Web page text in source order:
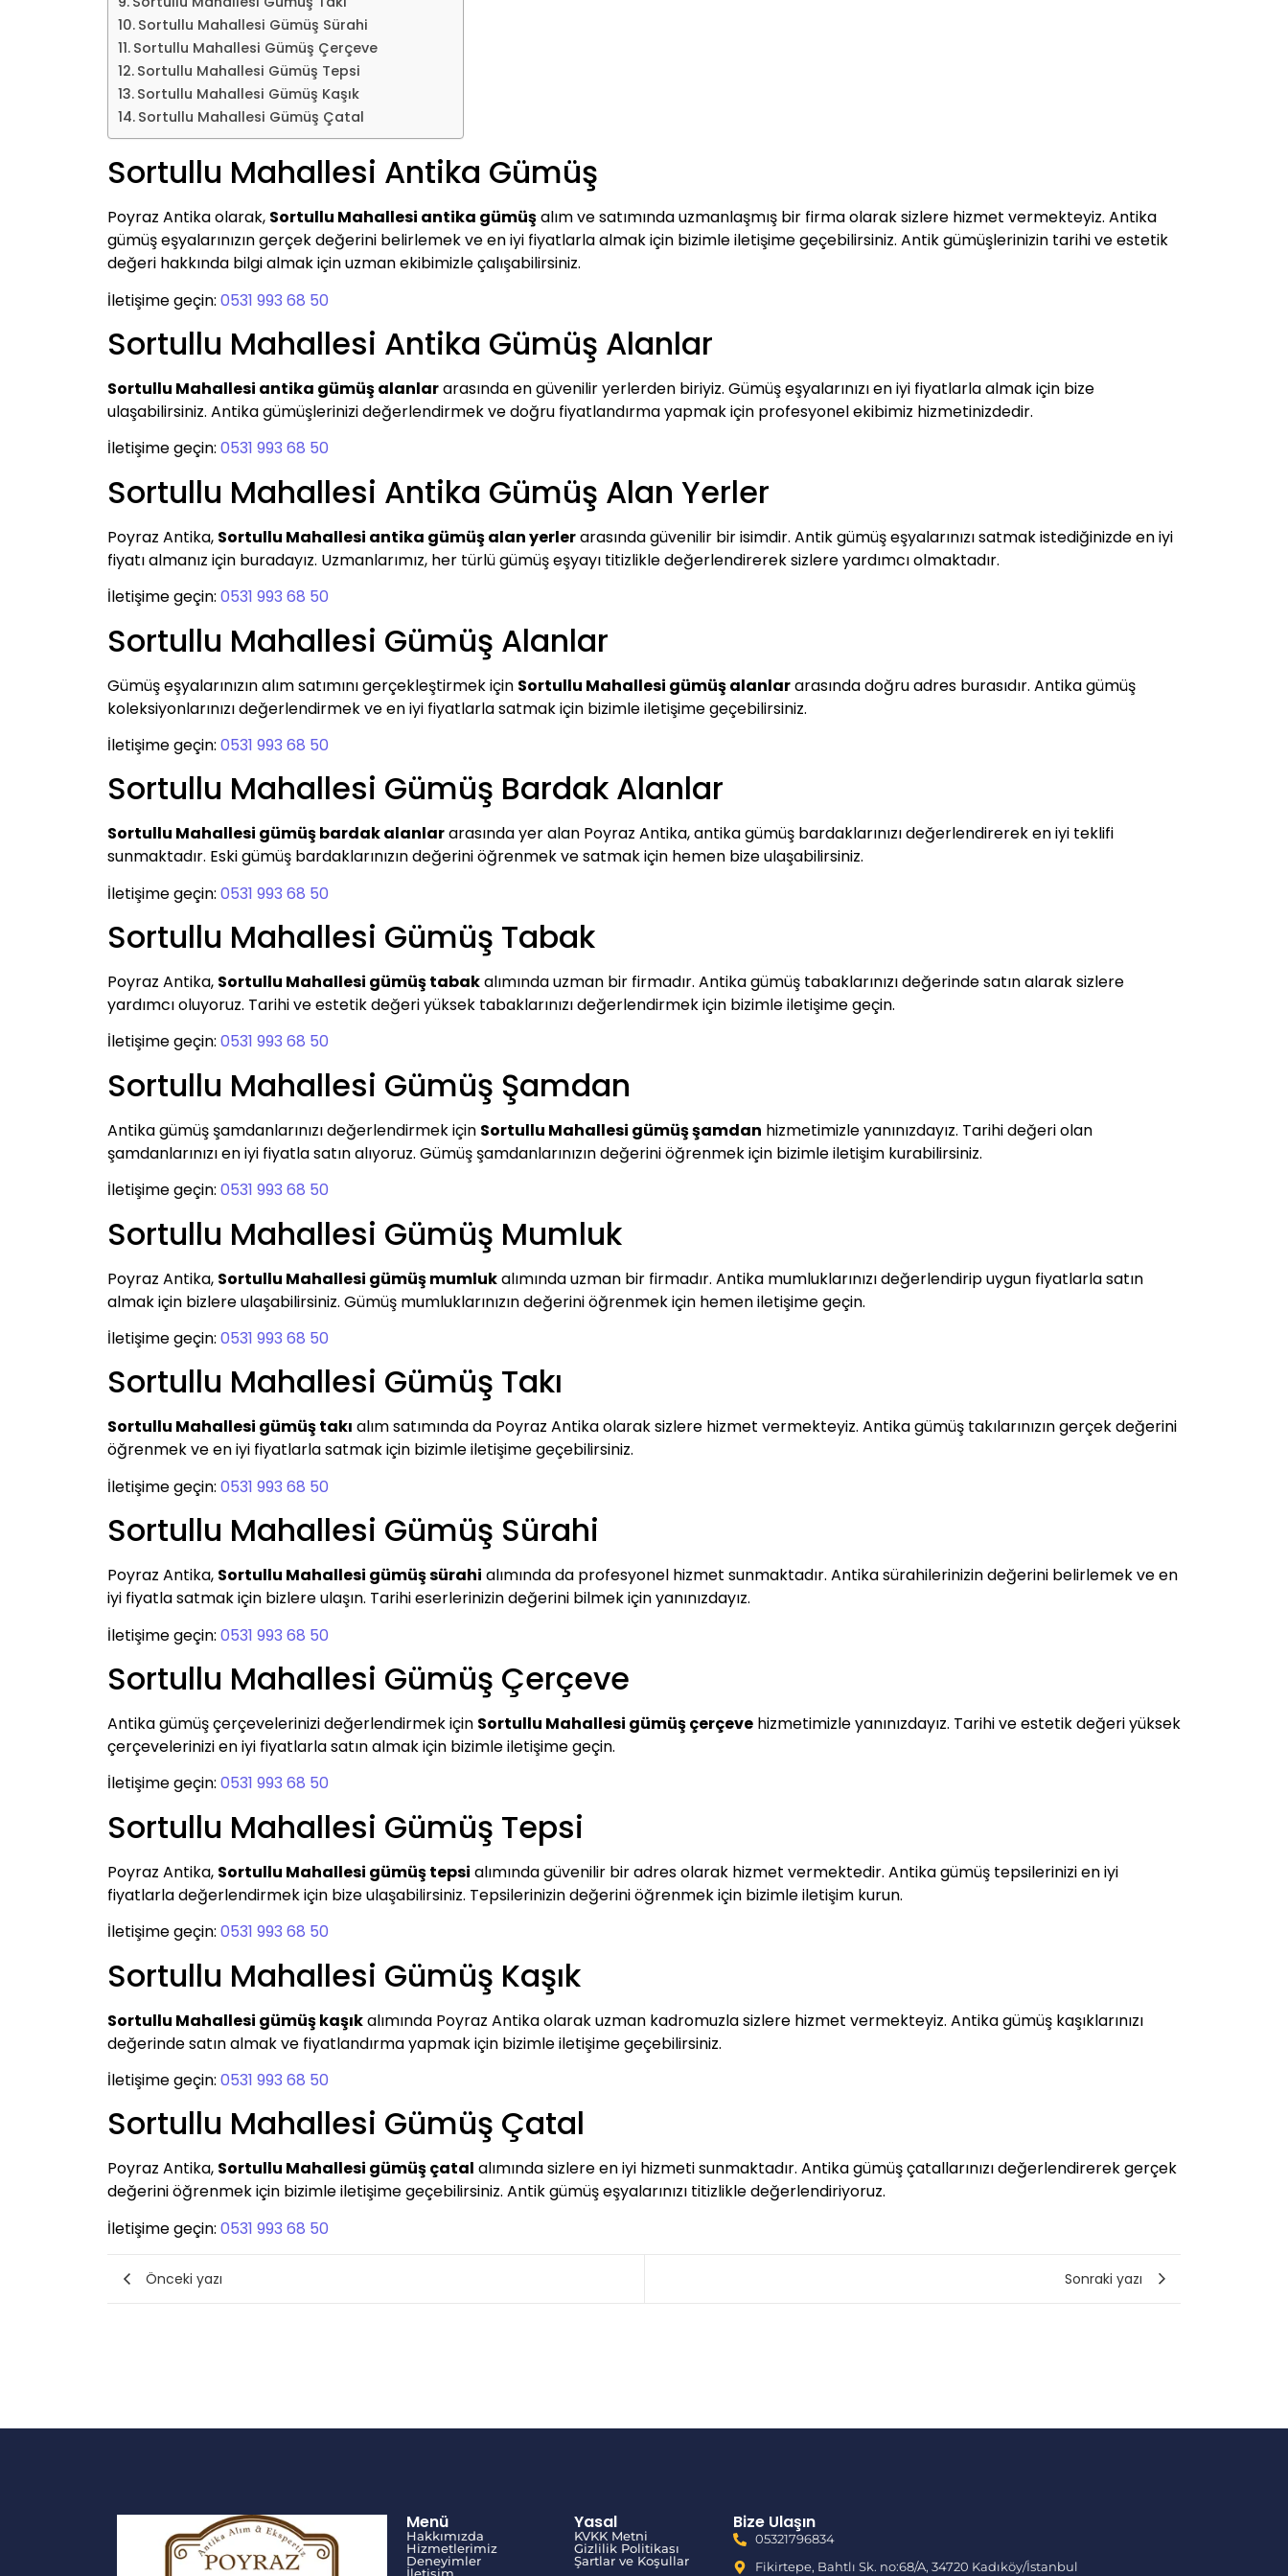
Sortullu Mahallesi Gümüş Sürahi
Sortullu Mahallesi Gümüş Çerçeve
Sortullu Mahallesi Gümüş Tepsi
Sortullu Mahallesi Gümüş Kaşık
Sortullu Mahallesi Gümüş Çatal
Sortullu Mahallesi Antika Gümüş
Poyraz Antika olarak, Sortullu Mahallesi antika gümüşalım ve satımında uzmanlaşmış bir firma olarak sizlere hizmet vermekteyiz. Antika
gümüş eşyalarınızın gerçek değerini belirlemek ve en iyi fiyatlarla almak için bizimle iletişime geçebilirsiniz. Antik gümüşlerinizin tarihi ve estetik
değeri hakkında bilgi almak için uzman ekibimizle çalışabilirsiniz.
İletişime geçin: 0531 993 68 50
Sortullu Mahallesi Antika Gümüş Alanlar
Sortullu Mahallesi antika gümüş alanlararasında en güvenilir yerlerden biriyiz. Gümüş eşyalarınızı en iyi fiyatlarla almak için bize
ulaşabilirsiniz. Antika gümüşlerinizi değerlendirmek ve doğru fiyatlandırma yapmak için profesyonel ekibimiz hizmetinizdedir.
İletişime geçin: 0531 993 68 50
Sortullu Mahallesi Antika Gümüş Alan Yerler
Poyraz Antika, Sortullu Mahallesi antika gümüş alan yerlerarasında güvenilir bir isimdir. Antik gümüş eşyalarınızı satmak istediğinizde en iyi
fiyatı almanız için buradayız. Uzmanlarımız, her türlü gümüş eşyayı titizlikle değerlendirerek sizlere yardımcı olmaktadır.
İletişime geçin: 0531 993 68 50
Sortullu Mahallesi Gümüş Alanlar
Gümüş eşyalarınızın alım satımını gerçekleştirmek için Sortullu Mahallesi gümüş alanlararasında doğru adres burasıdır. Antika gümüş
koleksiyonlarınızı değerlendirmek ve en iyi fiyatlarla satmak için bizimle iletişime geçebilirsiniz.
İletişime geçin: 0531 993 68 50
Sortullu Mahallesi Gümüş Bardak Alanlar
Sortullu Mahallesi gümüş bardak alanlararasında yer alan Poyraz Antika, antika gümüş bardaklarınızı değerlendirerek en iyi teklifi
sunmaktadır. Eski gümüş bardaklarınızın değerini öğrenmek ve satmak için hemen bize ulaşabilirsiniz.
İletişime geçin: 0531 993 68 50
Sortullu Mahallesi Gümüş Tabak
Poyraz Antika, Sortullu Mahallesi gümüş tabakalımında uzman bir firmadır. Antika gümüş tabaklarınızı değerinde satın alarak sizlere
yardımcı oluyoruz. Tarihi ve estetik değeri yüksek tabaklarınızı değerlendirmek için bizimle iletişime geçin.
İletişime geçin: 0531 993 68 50
Sortullu Mahallesi Gümüş Şamdan
Antika gümüş şamdanlarınızı değerlendirmek için Sortullu Mahallesi gümüş şamdan hizmetimizle yanınızdayız. Tarihi değeri olan
şamdanlarınızı en iyi fiyatla satın alıyoruz. Gümüş şamdanlarınızın değerini öğrenmek için bizimle iletişim kurabilirsiniz.
İletişime geçin: 0531 993 68 50
Sortullu Mahallesi Gümüş Mumluk
Poyraz Antika, Sortullu Mahallesi gümüş mumlukalımında uzman bir firmadır. Antika mumluklarınızı değerlendirip uygun fiyatlarla satın
almak için bizlere ulaşabilirsiniz. Gümüş mumluklarınızın değerini öğrenmek için hemen iletişime geçin.
İletişime geçin: 0531 993 68 50
Sortullu Mahallesi Gümüş Takı
Sortullu Mahallesi gümüş takı alım satımında da Poyraz Antika olarak sizlere hizmet vermekteyiz. Antika gümüş takılarınızın gerçek değerini
öğrenmek ve en iyi fiyatlarla satmak için bizimle iletişime geçebilirsiniz.
İletişime geçin: 0531 993 68 50
Sortullu Mahallesi Gümüş Sürahi
Poyraz Antika, Sortullu Mahallesi gümüş sürahi alımında da profesyonel hizmet sunmaktadır. Antika sürahilerinizin değerini belirlemek ve en
iyi fiyatla satmak için bizlere ulaşın. Tarihi eserlerinizin değerini bilmek için yanınızdayız.
İletişime geçin: 0531 993 68 50
Sortullu Mahallesi Gümüş Çerçeve
Antika gümüş çerçevelerinizi değerlendirmek için Sortullu Mahallesi gümüş çerçeve hizmetimizle yanınızdayız. Tarihi ve estetik değeri yüksek
çerçevelerinizi en iyi fiyatlarla satın almak için bizimle iletişime geçin.
İletişime geçin: 0531 993 68 50
Sortullu Mahallesi Gümüş Tepsi
Poyraz Antika, Sortullu Mahallesi gümüş tepsi alımında güvenilir bir adres olarak hizmet vermektedir. Antika gümüş tepsilerinizi en iyi
fiyatlarla değerlendirmek için bize ulaşabilirsiniz. Tepsilerinizin değerini öğrenmek için bizimle iletişim kurun.
İletişime geçin: 0531 993 68 50
Sortullu Mahallesi Gümüş Kaşık
Sortullu Mahallesi gümüş kaşıkalımında Poyraz Antika olarak uzman kadromuzla sizlere hizmet vermekteyiz. Antika gümüş kaşıklarınızı
değerinde satın almak ve fiyatlandırma yapmak için bizimle iletişime geçebilirsiniz.
İletişime geçin: 0531 993 68 50
Sortullu Mahallesi Gümüş Çatal
Poyraz Antika, Sortullu Mahallesi gümüş çatal alımında sizlere en iyi hizmeti sunmaktadır. Antika gümüş çatallarınızı değerlendirerek gerçek
değerini öğrenmek için bizimle iletişime geçebilirsiniz. Antik gümüş eşyalarınızı titizlikle değerlendiriyoruz.
İletişime geçin: 0531 993 68 50
Önceki yazı Sonraki yazı
Menü
Hakkımızda
Hizmetlerimiz
Deneyimler
Yasal
KVKK Metni
Gizlilik Politikası
Şartlar ve Koşullar
Bize Ulaşın
05321796834
Fikirtepe, Bahtlı Sk. no:68/A, 34720 Kadıköy/İstanbul